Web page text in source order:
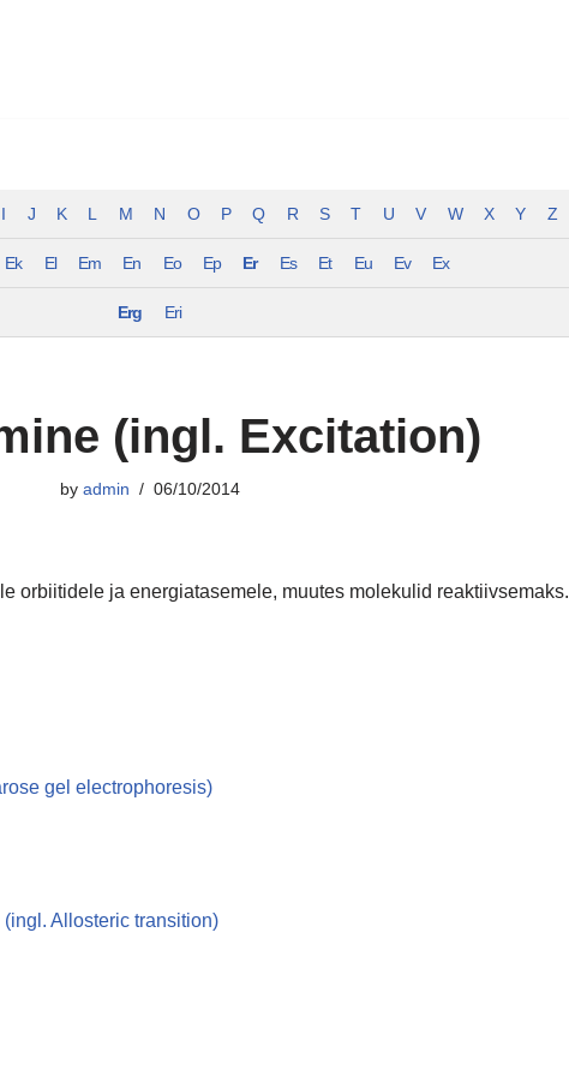
I J K L M N O P Q R S T U V W X Y Z
Ek El Em En Eo Ep Er Es Et Eu Ev Ex
Erg Eri
(ingl. Excitation)
by admin 06/10/2014
orbiitidele ja energiatasemele, muutes molekulid reaktiivsemaks.
gel electrophoresis)
Allosteric transition)